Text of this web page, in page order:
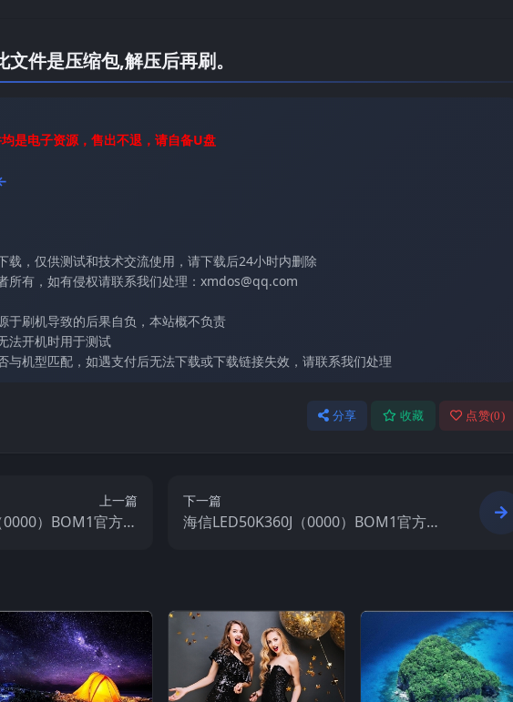
件是压缩包,解压后再刷。
是电子资源，售出不退，请自备U盘
载，仅供测试和技术交流使用，请下载后24小时内删除
所有，如有侵权请联系我们处理：xmdos@qq.com
于刷机导致的后果自负，本站概不负责
法开机时用于测试
与机型匹配，如遇支付后无法下载或下载链接失效，请联系我们处理
分享 收藏 点赞(0)
上一篇
）BOM1官方原
下一篇
海信LED50K360J（0000）BOM1官方原